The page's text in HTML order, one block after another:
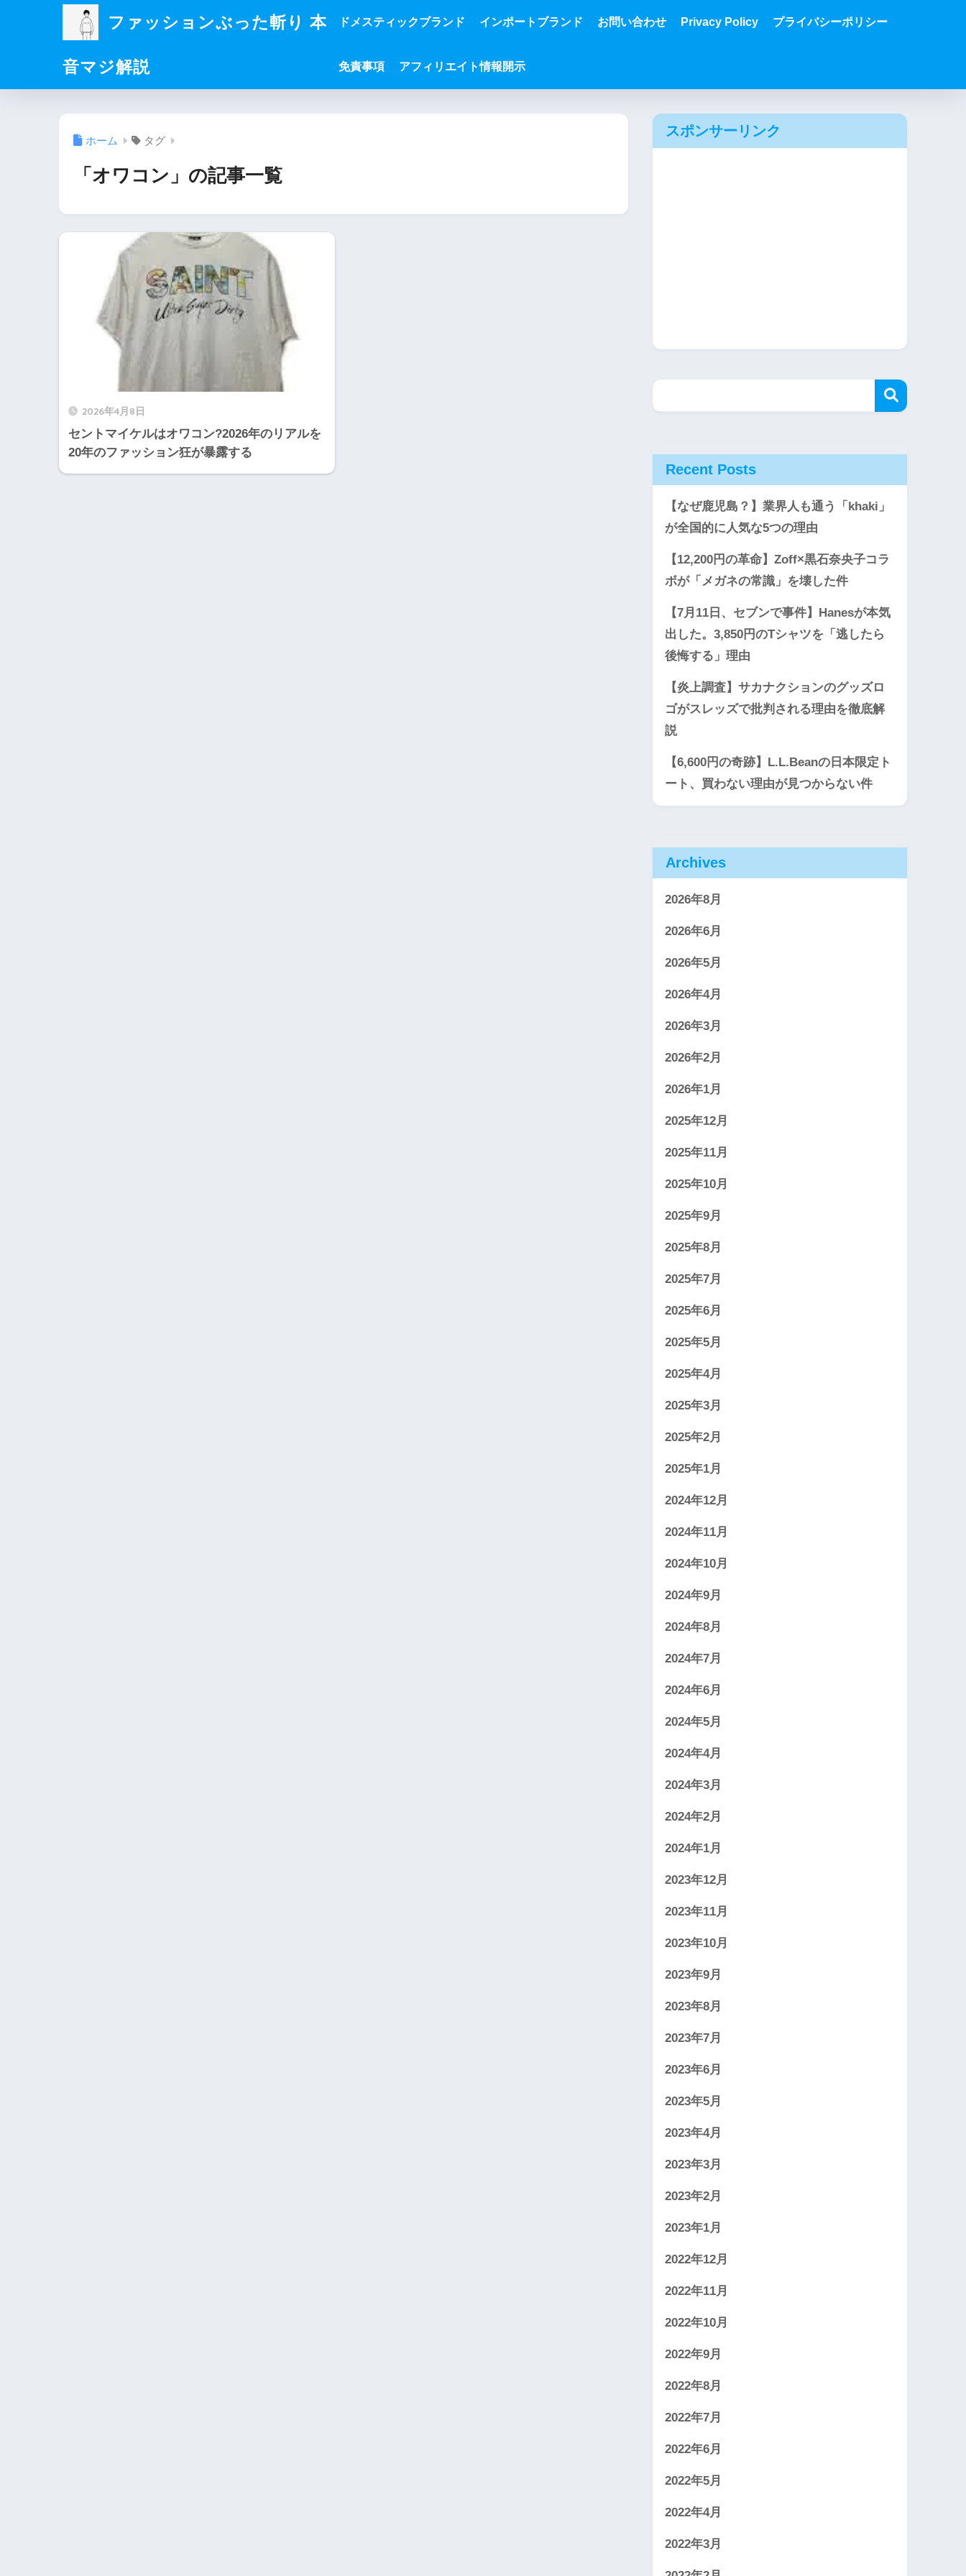
ファッションぶった斬り 本
音マジ解説
ドメスティックブランド インポートブランド お問い合わせ Privacy Policy プライバシーポリシー
免責事項 アフィリエイト情報開示
ホーム タグ
「オワコン」の記事一覧
2026年4月8日
セントマイケルはオワコン?2026年のリアルを
20年のファッション狂が暴露する
スポンサーリンク
Recent Posts
【なぜ鹿児島？】業界人も通う「khaki」
が全国的に人気な5つの理由
【12,200円の革命】Zoff×黒石奈央子コラ
ボが「メガネの常識」を壊した件
【7月11日、セブンで事件】Hanesが本気
出した。3,850円のTシャツを「逃したら
後悔する」理由
【炎上調査】サカナクションのグッズロ
ゴがスレッズで批判される理由を徹底解
説
【6,600円の奇跡】L.L.Beanの日本限定ト
ート、買わない理由が見つからない件
Archives
2026年8月
2026年6月
2026年5月
2026年4月
2026年3月
2026年2月
2026年1月
2025年12月
2025年11月
2025年10月
2025年9月
2025年8月
2025年7月
2025年6月
2025年5月
2025年4月
2025年3月
2025年2月
2025年1月
2024年12月
2024年11月
2024年10月
2024年9月
2024年8月
2024年7月
2024年6月
2024年5月
2024年4月
2024年3月
2024年2月
2024年1月
2023年12月
2023年11月
2023年10月
2023年9月
2023年8月
2023年7月
2023年6月
2023年5月
2023年4月
2023年3月
2023年2月
2023年1月
2022年12月
2022年11月
2022年10月
2022年9月
2022年8月
2022年7月
2022年6月
2022年5月
2022年4月
2022年3月